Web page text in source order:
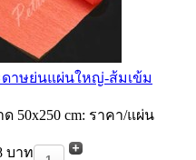
ดาษย่นแผ่นใหญ่-ส้มเข้ม
50x250 cm: ราคา/แผ่น
บาท